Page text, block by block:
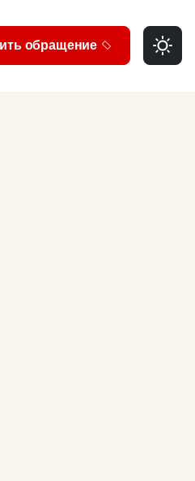
обращение